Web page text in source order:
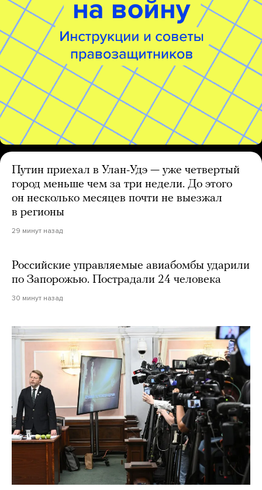
Путин приехал в Улан-Удэ — уже четвертый
город меньше чем за три недели. До этого
он несколько месяцев почти не выезжал
в регионы
29 минут назад
Российские управляемые авиабомбы ударили
по Запорожью. Пострадали 24 человека
30 минут назад